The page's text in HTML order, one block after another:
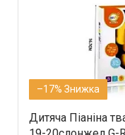
–17%
Дитяча Піаніна